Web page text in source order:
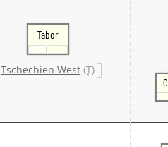
Tabor
Tschechien West (T)